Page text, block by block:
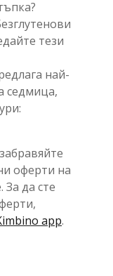
тези
най-
седмица,
оферти на
За да сте
app.